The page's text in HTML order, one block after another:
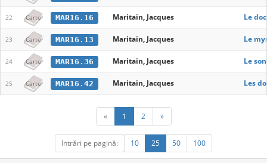
22 Carte MAR16.16 Maritain, Jacques Le
23 Carte MAR16.13 Maritain, Jacques Le
24 Carte MAR16.36 Maritain, Jacques Le
25 Carte MAR16.42 Maritain, Jacques Les
« 1 2 »
Intrări pe pagină: 10 25 50 100